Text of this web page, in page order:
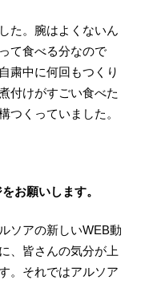
た。腕はよくないん
て食べる分なので
粛中に何回もつくり
付けがすごい食べた
つくっていました。
お願いします。
ソアの新しいWEB動
、皆さんの気分が上
。それではアルソア